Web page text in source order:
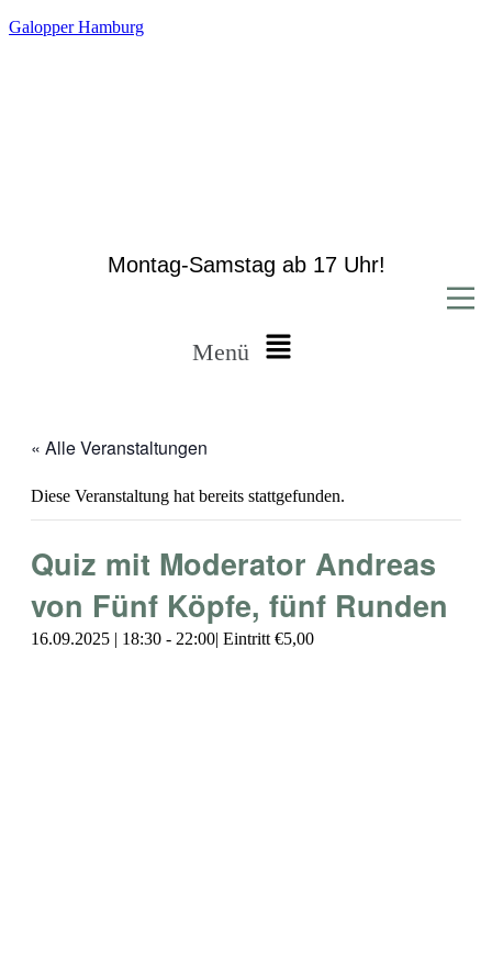
Galopper Hamburg
Montag-Samstag ab 17 Uhr!
Menü
« Alle Veranstaltungen
Diese Veranstaltung hat bereits stattgefunden.
Quiz mit Moderator Andreas
von Fünf Köpfe, fünf Runden
16.09.2025 | 18:30 - 22:00 €5,00